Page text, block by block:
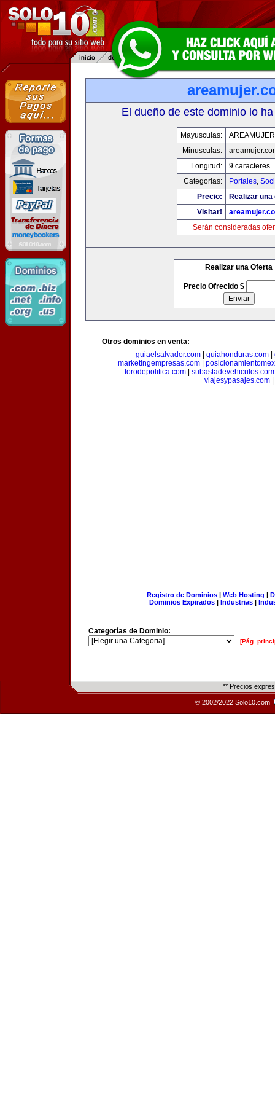
El dueño de este dominio lo
Mayusculas:
Minusculas:
Longitud:
9 caracteres
Categorias:
Portales,
Precio:
Realizar
Visitar!
Serán consideradas
Realizar una Oferta
Precio Ofrecido $
Otros dominios en venta:
guiaelsalvador.com| guiahonduras.com|
marketingempresas.com
forodepolitica.com| subastadevehiculos.com
viajesypasajes.com|
Registro de Dominios| Web Hosting |
Dominios Expirados | Industrias |
Categorías de Dominio:
[Pág.
** Precios
© 2002/2022 Solo10.com